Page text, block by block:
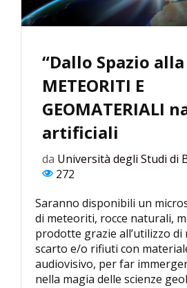
“Dallo Spazio
METEORITI E
GEOMATERIALI
artificiali
da Università degli Studi di
272
Saranno disponibili un
di meteoriti, rocce naturali,
prodotte grazie all’utilizzo di
scarto e/o rifiuti con
audiovisivo, per far
nella magia delle scienze